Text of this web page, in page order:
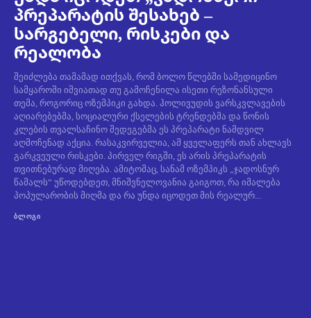
პრეპარატის შესახებ –
სარგებელი, რისკები და
რეალობა
შეიძლება თამამად ითქვას, რომ ბოლო წლებში სამედიცინო
სამყაროში იშვიათად თუ გამოჩენილა ისეთი რეზონანსული
თემა, როგორიც ოზემპიკი გახდა. ჰოლივუდის ვარსკვლავების
აღიარებებმა, სოციალური ქსელების ტრენდებმა და წონის
კლების თვალსაჩინო შედეგებმა ეს პრეპარატი ნამდვილ
აღმოჩენად აქცია. რასაკვირველია, ამ ყველაფერს თან ახლავს
გარკვეული რისკები. პირველ რიგში, ეს არის პრეპარატის
თვითნებურად მიღება. ამიტომაც, სანამ ოზემპიკს „ჯადოსნურ
წამალს“ უწოდებდეთ, მნიშვნელოვანია გაიგოთ, რა იმალება
პოპულარობის მიღმა და რა უნდა იცოდეთ მის რეალურ...
ᲑᲚᲝᲒᲘ